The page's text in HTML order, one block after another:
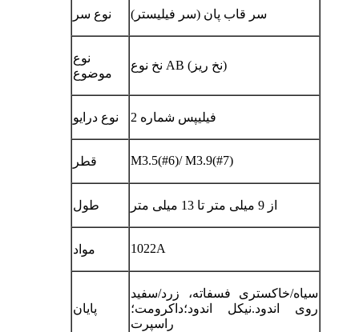
نوع سر سر قاب پان (سر فیلیستر)
نوع
موضوع
نخ نوع AB (نخ ریز)
نوع درایو فیلیپس شماره 2
قطر M3.5(#6)/ M3.9(#7)
طول از 9 میلی متر تا 13 میلی متر
مواد 1022A
پایان
سیاه/خاکستری فسفاته، زرد/سفید
روی اندود.نیکل اندود؛داکرومت؛
راسپرت